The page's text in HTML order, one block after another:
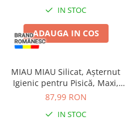
Pisică Senior
Diete Veterinare Pisică
Uscată
Recompense Pisici
Cremoase
IN STOC
ADAUGA IN COS
MIAU MIAU Silicat, Așternut
Igienic pentru Pisică, Maxi,
15L
87,99 RON
IN STOC